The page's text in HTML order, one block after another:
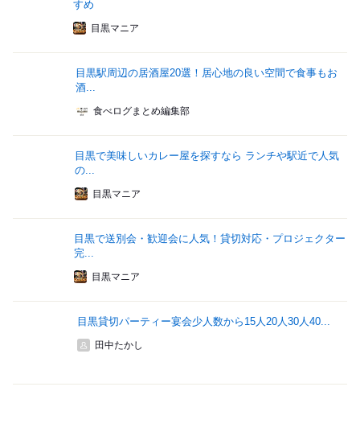
すめ
目黒マニア
目黒駅周辺の居酒屋20選！居心地の良い空間で食事もお
酒...
食べログまとめ編集部
目黒で美味しいカレー屋を探すなら ランチや駅近で人気
の...
目黒マニア
目黒で送別会・歓迎会に人気！貸切対応・プロジェクター
完...
目黒マニア
目黒貸切パーティー宴会少人数から15人20人30人40...
田中たかし